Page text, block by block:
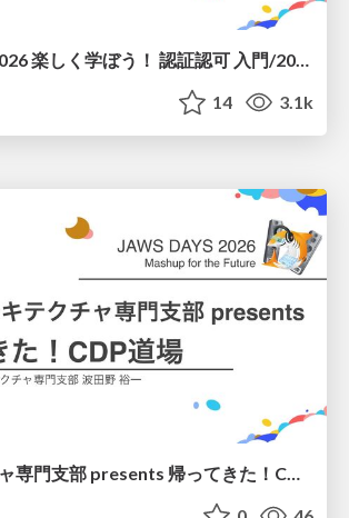
JAWS Days 2026 楽しく学ぼう！ 認証認可 入門/20260307-jaws-days-novice-lane-auth
14 3.1k
アーキテクチャ専門支部 presents 帰ってきた！CDP道場 (解説編)/ 20260307-jaws-days-architecture-dojo-secure